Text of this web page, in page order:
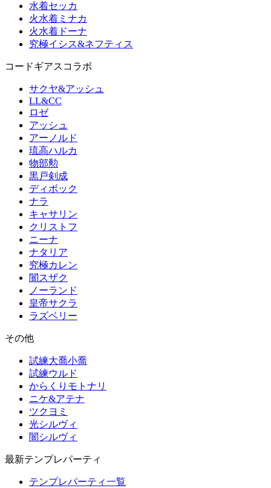
水着セッカ
火水着ミナカ
火水着ドーナ
究極イシス&ネフティス
コードギアスコラボ
サクヤ&アッシュ
LL&CC
ロゼ
アッシュ
アーノルド
琉高ハルカ
物部勲
黒戸剣成
ディボック
ナラ
キャサリン
クリストフ
ニーナ
ナタリア
究極カレン
闇スザク
ノーランド
皇帝サクラ
ラズベリー
その他
試練大喬小喬
試練ウルド
からくりモトナリ
ニケ&アテナ
ツクヨミ
光シルヴィ
闇シルヴィ
最新テンプレパーティ
テンプレパーティ一覧